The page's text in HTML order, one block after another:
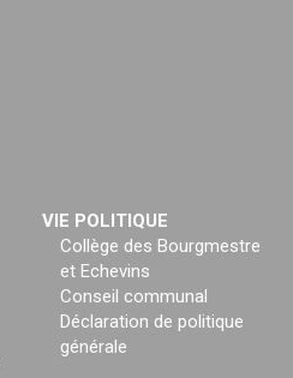
VIE POLITIQUE
Collège des Bourgmestre
et Echevins
Conseil communal
Déclaration de politique
générale